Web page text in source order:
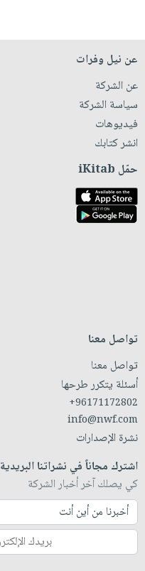
عن نيل وفرات
عن الشركة
سياسة الشركة
فيديوهات
انشر كتابك
حمّل iKitab
تواصل معنا
تواصل معنا
أسئلة يتكرر طرحها
+96171172802
info@nwf.com
نشرة الإصدارات
اشترك مجاناً في نشراتنا البريدية
كي يصلك آخر أخبار الشركة